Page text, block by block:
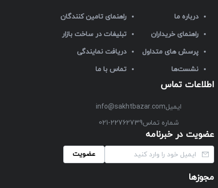
درباره ما
راهنمای خریداران
پرسش های متداول
نشست‌ها
راهنمای تامین کنندگان
تبلیغات در ساخت بازار
دریافت نمایندگی
تماس با ما
اطلاعات تماس
ایمیلinfo@sakhtbazar.com
شماره تماس021-22762739
عضویت در خبرنامه
عضویت
مجوزها